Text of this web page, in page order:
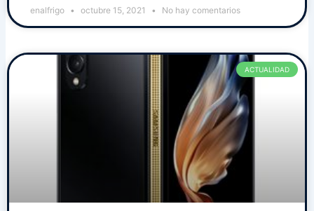
enalfrigo octubre 15, 2021 No hay comentarios
ACTUALIDAD